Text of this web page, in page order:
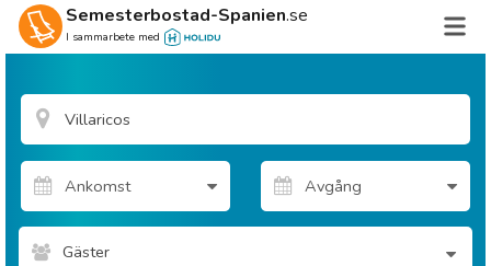
Semesterbostad-Spanien.se
I sammarbete med
Gäster